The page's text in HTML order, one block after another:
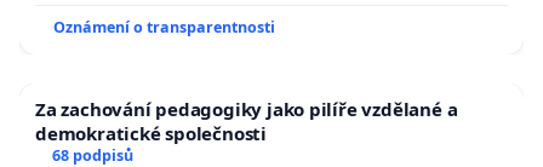
Oznámení o transparentnosti
Za zachování pedagogiky jako pilíře vzdělané a
demokratické společnosti
68 podpisů